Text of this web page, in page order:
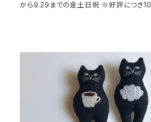
から9.29までの金土日祝 ※好評につき